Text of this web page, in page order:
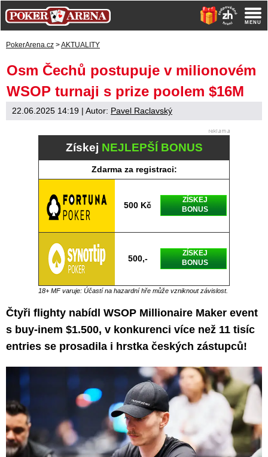
PokerArena.cz >AKTUALITY
Osm Čechů postupuje v milionovém
WSOP turnaji s prize poolem $16M
22.06.2025 14:19 | Autor: Pavel Raclavský
Získej NEJLEPŠÍ BONUS
Zdarma za registraci:
500 Kč
ZÍSKEJ
BONUS
500,-
ZÍSKEJ
BONUS
18+ MF varuje: Účastí na hazardní hře může vzniknout závislost.
Čtyři flighty nabídl WSOP Millionaire Maker event
s buy-inem $1.500, v konkurenci více než 11 tisíc
entries se prosadila i hrstka českých zástupců!